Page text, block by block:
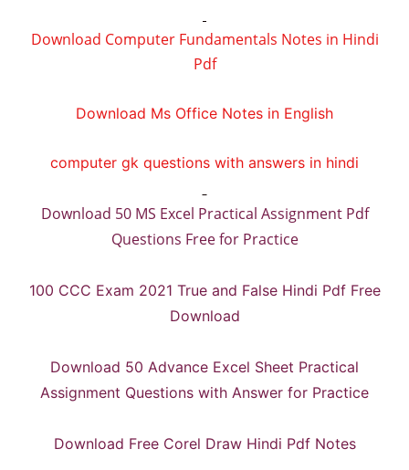
Download Computer Fundamentals Notes in Hindi
Pdf
Download Ms Office Notes in English
computer gk questions with answers in hindi
Download 50 MS Excel Practical Assignment Pdf
Questions Free for Practice
100 CCC Exam 2021 True and False Hindi Pdf Free
Download
Download 50 Advance Excel Sheet Practical
Assignment Questions with Answer for Practice
Download Free Corel Draw Hindi Pdf Notes